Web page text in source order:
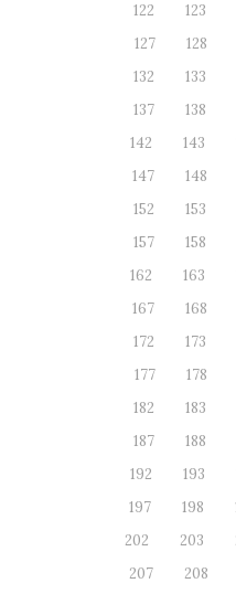
122
123
127
128
132
133
137
138
142
143
147
148
152
153
157
158
162
163
167
168
172
173
177
178
182
183
187
188
192
193
197
198
202
203
207
208